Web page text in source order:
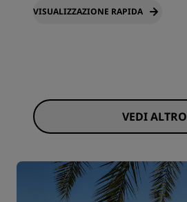
VISUALIZZAZIONE RAPIDA
VEDI ALTRO